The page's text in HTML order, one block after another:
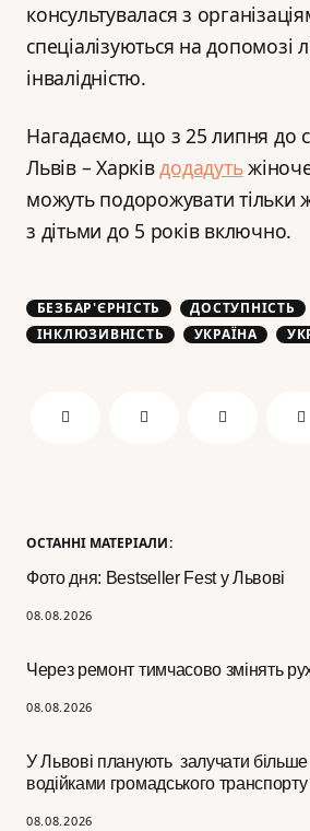
ОСТАННІ МАТЕРІАЛИ:
Фото дня: Bestseller Fest у Львові
08.08.2026
Через ремонт тимчасово змінять
08.08.2026
У Львові планують залучати
водійками громадського транспорту
08.08.2026
консультувалася з
спеціалізуються на допомозі
інвалідністю.
Нагадаємо, що з 25 липня до
Львів – Харківдодадуть
можуть подорожувати тільки
з дітьми до 5 років включно.
БЕЗБАР'ЄРНІСТЬ
ДОСТУПНІСТЬ
ІНКЛЮЗИВНІСТЬ
УКРАЇНА